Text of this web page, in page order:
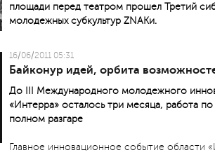
площади перед театром прошел Третий
молодежных субкультур ZNАKи.
16/06/2011 05:31
Байконур идей, орбита
До III Международного молодежного
«Интерра» осталось три месяца, работа
полном разгаре
Главное инновационное событие области